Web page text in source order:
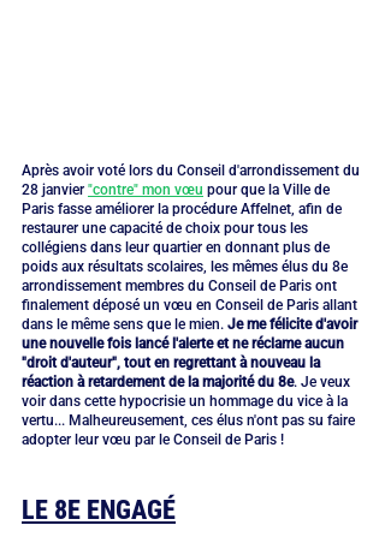
Après avoir voté lors du Conseil d'arrondissement du
28 janvier "contre" mon vœu pour que la Ville de
Paris fasse améliorer la procédure Affelnet, afin de
restaurer une capacité de choix pour tous les
collégiens dans leur quartier en donnant plus de
poids aux résultats scolaires, les mêmes élus du 8e
arrondissement membres du Conseil de Paris ont
finalement déposé un vœu en Conseil de Paris allant
dans le même sens que le mien. Je me félicite d'avoir
une nouvelle fois lancé l'alerte et ne réclame aucun
"droit d'auteur", tout en regrettant à nouveau la
réaction à retardement de la majorité du 8e. Je veux
voir dans cette hypocrisie un hommage du vice à la
vertu... Malheureusement, ces élus n'ont pas su faire
adopter leur vœu par le Conseil de Paris !
LE 8E ENGAGÉ